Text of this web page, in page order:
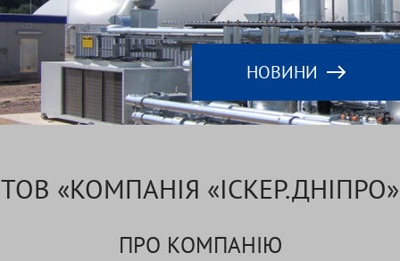
НОВИНИ
ТОВ «КОМПАНІЯ «ІСКЕР.ДНІПРО»
ПРО КОМПАНІЮ